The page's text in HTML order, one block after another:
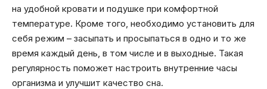
на удобной кровати и подушке при комфортной
температуре. Кроме того, необходимо установить для
себя режим – засыпать и просыпаться в одно и то же
время каждый день, в том числе и в выходные. Такая
регулярность поможет настроить внутренние часы
организма и улучшит качество сна.